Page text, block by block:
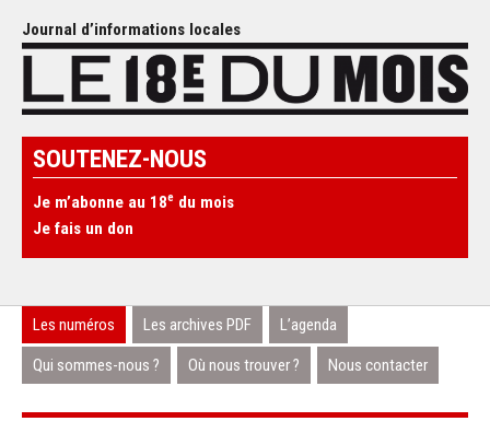
Journal d’informations locales
SOUTENEZ-NOUS
Je m’abonne au 18e du mois
Je fais un don
Les numéros Les archives PDF L’agenda
Qui sommes-nous ? Où nous trouver ? Nous contacter